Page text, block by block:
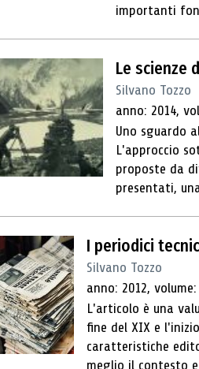
importanti
Le scienze
Silvano Tozzo
anno: 2014,
Uno sguardo
L'approccio
proposte da
presentati,
I periodici
Silvano Tozzo
anno: 2012,
L'articolo è una
fine del XIX e
caratteristiche
meglio il contesto